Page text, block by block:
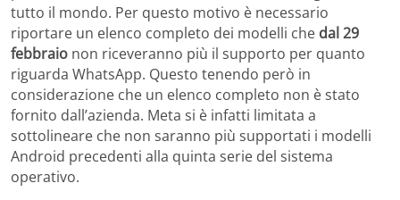
tutto il mondo. Per questo motivo è necessario
riportare un elenco completo dei modelli che dal 29
febbraio non riceveranno più il supporto per quanto
riguarda WhatsApp. Questo tenendo però in
considerazione che un elenco completo non è stato
fornito dall’azienda. Meta si è infatti limitata a
sottolineare che non saranno più supportati i modelli
Android precedenti alla quinta serie del sistema
operativo.